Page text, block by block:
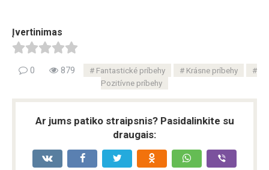
Įvertinimas
0 879 Fantastické príbehy
Krásne príbehy
Pozitívne príbehy
Ar jums patiko straipsnis? Pasidalinkite su
draugais: